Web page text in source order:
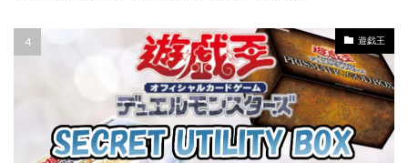
遊戯王
ミステリーボックス
ミュウ
モダンホライゾン2
ライトニングオーバードライブ
ラグ
ラッシュデュエル
ラッシュデュエル オーバーラッシュパック
ラティアス
ラプラス
ランキング一覧
ラーの翼神竜